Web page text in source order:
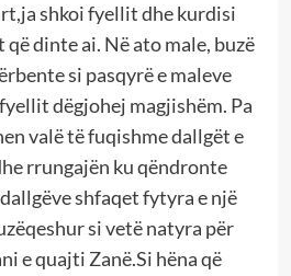
shkoi fyellit dhe kurdisi
dinte ai. Në ato male, buzë
si pasqyrë e maleve
dëgjohej magjishëm. Pa
valë të fuqishme dallgët e
rrungajën ku qëndronte
shfaqet fytyra e një
si vetë natyra për
e quajti Zanë.Si hëna që